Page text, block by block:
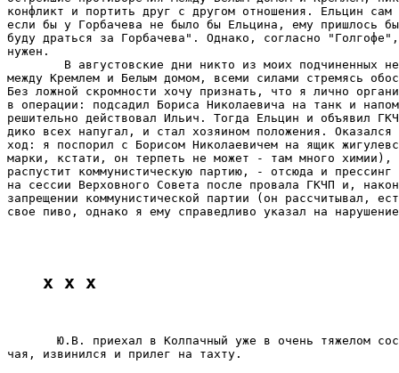
конфликт и портить друг с другом отношения. Ельцин
если бы у Горбачева не было бы Ельцина, ему пришлось
буду драться за Горбачева". Однако, согласно
нужен.
В августовские дни никто из моих подчиненных
между Кремлем и Белым домом, всеми силами стремясь
Без ложной скромности хочу признать, что я лично
в операции: подсадил Бориса Николаевича на танк и
решительно действовал Ильич. Тогда Ельцин и объявил
дико всех напугал, и стал хозяином положения. Оказался
ход: я поспорил с Борисом Николаевичем на ящик
марки, кстати, он терпеть не может - там много химии),
распустит коммунистическую партию, - отсюда и прессинг
на сессии Верховного Совета после провала ГКЧП и,
запрещении коммунистической партии (он рассчитывал,
свое пиво, однако я ему справедливо указал на
x x x
Ю.В. приехал в Колпачный уже в очень тяжелом
чая, извинился и прилег на тахту.